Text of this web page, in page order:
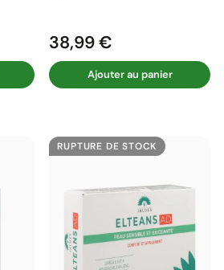
Prix
38,99 €
Ajouter au panier
RUPTURE DE STOCK